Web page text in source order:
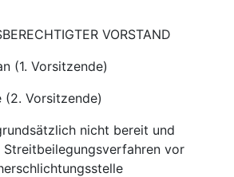
VORSTAND
(1. Vorsitzende)
(2. Vorsitzende)
nicht bereit und
vor